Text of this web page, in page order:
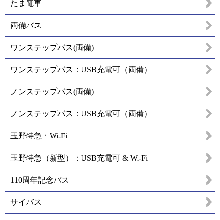
たま電車
両備バス
ワンステップバス(両備)
ワンステップバス：USB充電可（両備）
ノンステップバス(両備)
ノンステップバス：USB充電可（両備）
玉野特急：Wi-Fi
玉野特急（新型）：USB充電可 & Wi-Fi
110周年記念バス
サイバス